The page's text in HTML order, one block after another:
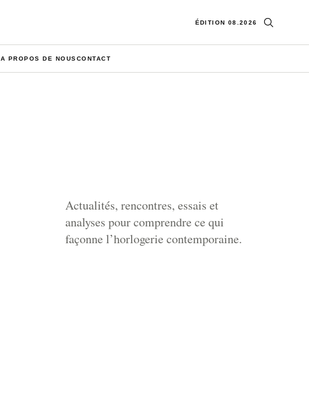
ÉDITION 08.2026 Ouvrir la
A PROPOS DE NOUSCONTACT
Actualités, rencontres, essais et
analyses pour comprendre ce qui
façonne l’horlogerie contemporaine.